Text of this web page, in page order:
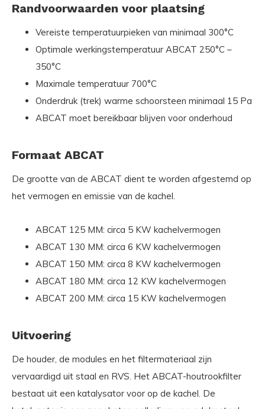
Randvoorwaarden voor plaatsing
Vereiste temperatuurpieken van minimaal 300°C
Optimale werkingstemperatuur ABCAT 250°C –
350°C
Maximale temperatuur 700°C
Onderdruk (trek) warme schoorsteen minimaal 15 Pa
ABCAT moet bereikbaar blijven voor onderhoud
Formaat ABCAT
De grootte van de ABCAT dient te worden afgestemd op
het vermogen en emissie van de kachel.
ABCAT 125 MM: circa 5 KW kachelvermogen
ABCAT 130 MM: circa 6 KW kachelvermogen
ABCAT 150 MM: circa 8 KW kachelvermogen
ABCAT 180 MM: circa 12 KW kachelvermogen
ABCAT 200 MM: circa 15 KW kachelvermogen
Uitvoering
De houder, de modules en het filtermateriaal zijn
vervaardigd uit staal en RVS. Het ABCAT-houtrookfilter
bestaat uit een katalysator voor op de kachel. De